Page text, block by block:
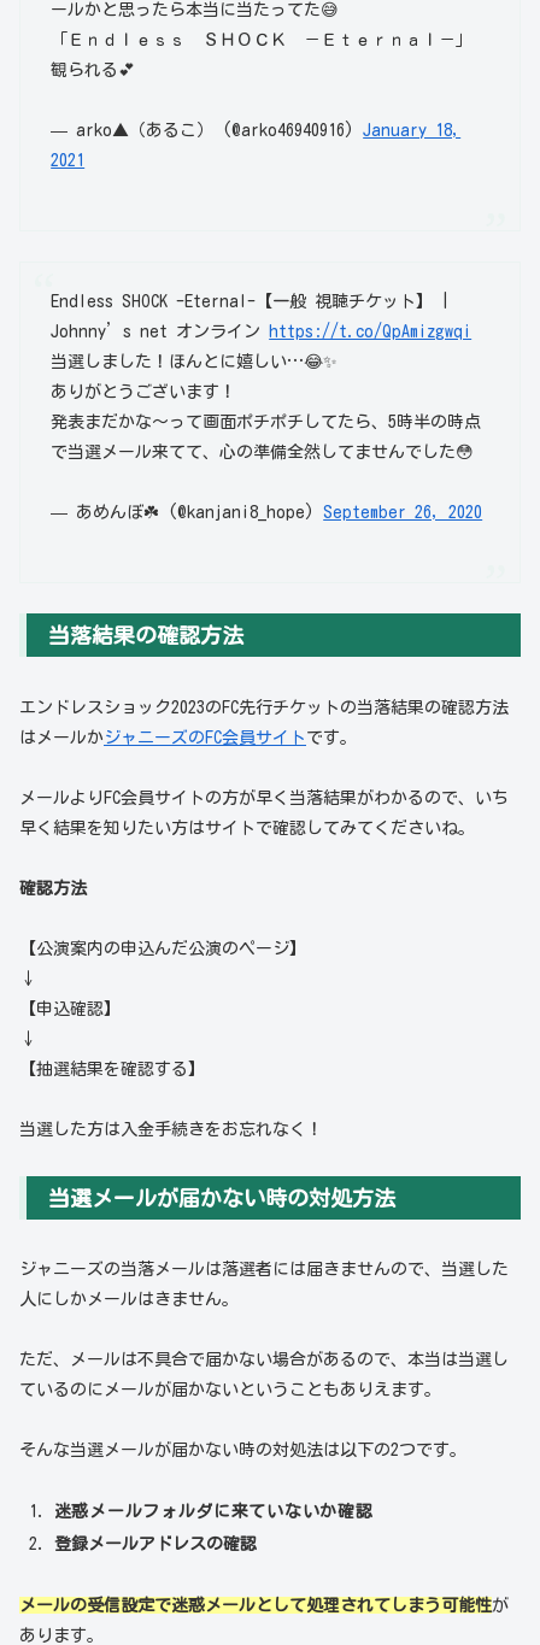
ールかと思ったら本当に当たってた😅
「Ｅｎｄｌｅｓｓ ＳＨＯＣＫ －Ｅｔｅｒｎａｌ－」
観られる💕
— arko▲（あるこ） (@arko46940916)January 18,
2021
Endless SHOCK -Eternal-【一般 視聴チケット】 |
Johnny’s net オンライン https://t.co/QpAmizgwqi
当選しました！ほんとに嬉しい…😂✨
ありがとうございます！
発表まだかな〜って画面ポチポチしてたら、5時半の時点
で当選メール来てて、心の準備全然してませんでした😳
— あめんぼ☘️ (@kanjani8_hope)September 26, 2020
当落結果の確認方法
エンドレスショック2023のFC先行チケットの当落結果の確認方法
はメールか ジャニーズのFC会員サイト です。
メールよりFC会員サイトの方が早く当落結果がわかるので、いち
早く結果を知りたい方はサイトで確認してみてくださいね。
確認方法
【公演案内の申込んだ公演のページ】
↓
【申込確認】
↓
【抽選結果を確認する】
当選した方は入金手続きをお忘れなく！
当選メールが届かない時の対処方法
ジャニーズの当落メールは落選者には届きませんので、当選した
人にしかメールはきません。
ただ、メールは不具合で届かない場合があるので、本当は当選し
ているのにメールが届かないということもありえます。
そんな当選メールが届かない時の対処法は以下の2つです。
迷惑メールフォルダに来ていないか確認
登録メールアドレスの確認
メールの受信設定で迷惑メールとして処理されてしまう可能性が
あります。